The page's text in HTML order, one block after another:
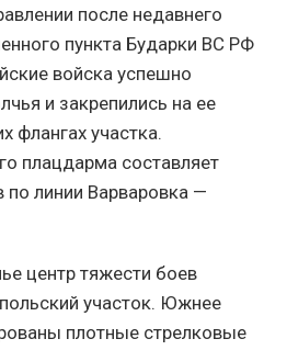
после недавнего
пункта Бударки ВС РФ
войска успешно
и закрепились на ее
флангах участка.
плацдарма составляет
линии Варваровка —
центр тяжести боев
участок. Южнее
плотные стрелковые